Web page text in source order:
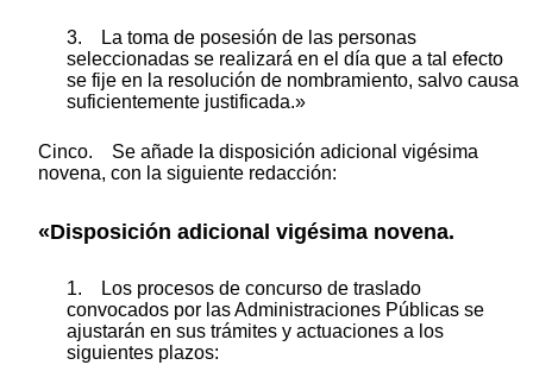
3. La toma de posesión de las personas
seleccionadas se realizará en el día que a tal efecto
se fije en la resolución de nombramiento, salvo causa
suficientemente justificada.»
Cinco. Se añade la disposición adicional vigésima
novena, con la siguiente redacción:
«Disposición adicional vigésima novena.
1. Los procesos de concurso de traslado
convocados por las Administraciones Públicas se
ajustarán en sus trámites y actuaciones a los
siguientes plazos: